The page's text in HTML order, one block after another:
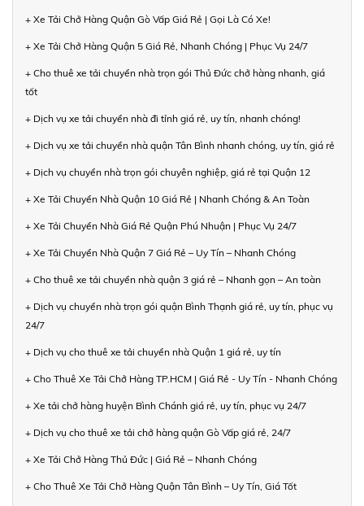
+ Xe Tải Chở Hàng Quận Gò Vấp Giá Rẻ | Gọi Là Có Xe!
+ Xe Tải Chở Hàng Quận 5 Giá Rẻ, Nhanh Chóng | Phục Vụ 24/7
+ Cho thuê xe tải chuyển nhà trọn gói Thủ Đức chở hàng nhanh, giá
tốt
+ Dịch vụ xe tải chuyển nhà đi tỉnh giá rẻ, uy tín, nhanh chóng!
+ Dịch vụ xe tải chuyển nhà quận Tân Bình nhanh chóng, uy tín, giá rẻ
+ Dịch vụ chuyển nhà trọn gói chuyên nghiệp, giá rẻ tại Quận 12
+ Xe Tải Chuyển Nhà Quận 10 Giá Rẻ | Nhanh Chóng & An Toàn
+ Xe Tải Chuyển Nhà Giá Rẻ Quận Phú Nhuận | Phục Vụ 24/7
+ Xe Tải Chuyển Nhà Quận 7 Giá Rẻ – Uy Tín – Nhanh Chóng
+ Cho thuê xe tải chuyển nhà quận 3 giá rẻ – Nhanh gọn – An toàn
+ Dịch vụ chuyển nhà trọn gói quận Bình Thạnh giá rẻ, uy tín, phục vụ
24/7
+ Dịch vụ cho thuê xe tải chuyển nhà Quận 1 giá rẻ, uy tín
+ Cho Thuê Xe Tải Chở Hàng TP.HCM | Giá Rẻ - Uy Tín - Nhanh Chóng
+ Xe tải chở hàng huyện Bình Chánh giá rẻ, uy tín, phục vụ 24/7
+ Dịch vụ cho thuê xe tải chở hàng quận Gò Vấp giá rẻ, 24/7
+ Xe Tải Chở Hàng Thủ Đức | Giá Rẻ – Nhanh Chóng
+ Cho Thuê Xe Tải Chở Hàng Quận Tân Bình – Uy Tín, Giá Tốt